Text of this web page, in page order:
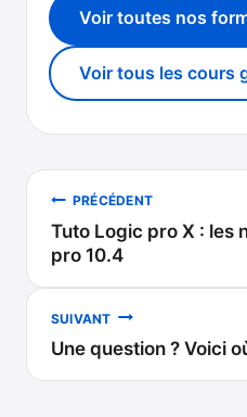
Voir toutes nos
Voir tous les cours
Navigation
de
l’article
PRÉCÉDENT
Tuto Logic pro X : les
pro 10.4
SUIVANT
Une question ? Voici